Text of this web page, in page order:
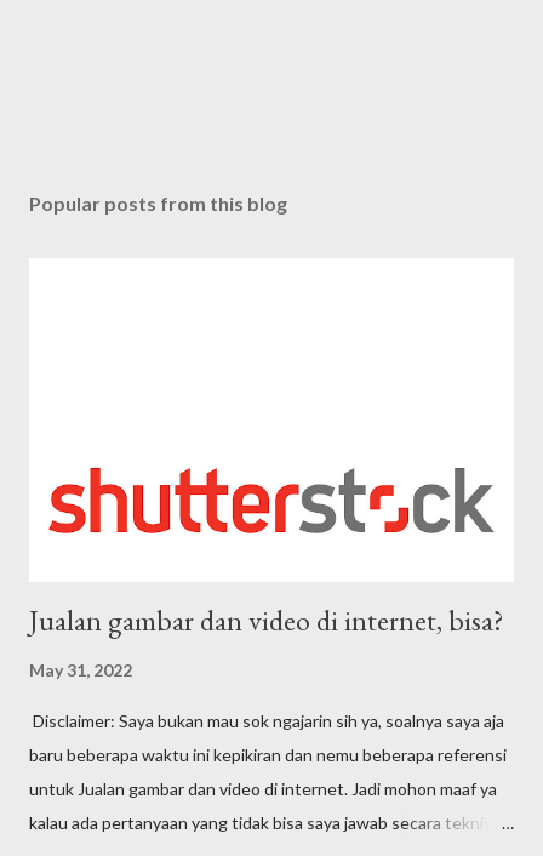
Popular posts from this blog
Jualan gambar dan video di internet, bisa?
May 31, 2022
Disclaimer: Saya bukan mau sok ngajarin sih ya, soalnya saya aja
baru beberapa waktu ini kepikiran dan nemu beberapa referensi
untuk Jualan gambar dan video di internet. Jadi mohon maaf ya
kalau ada pertanyaan yang tidak bisa saya jawab secara teknis